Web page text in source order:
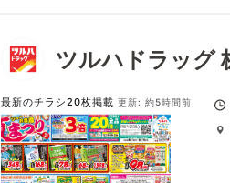
ツルハドラッグ
最新のチラシ20枚掲載 更新: 約5時間前